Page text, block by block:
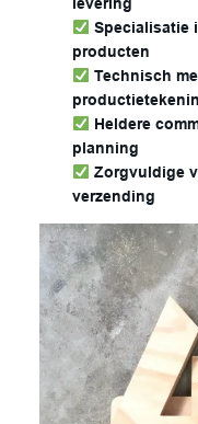
Specialisatie
producten
Technisch
Heldere
planning
Zorgvuldige
verzending